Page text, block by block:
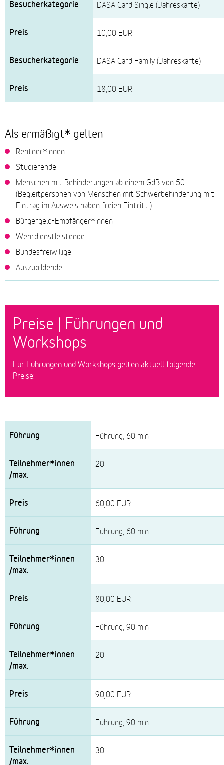
DASA Card Single (Jahreskarte)
10,00 EUR
DASA Card Family (Jahreskarte)
18,00 EUR
Als ermäßigt* gelten
Rentner*innen
Studierende
Menschen mit Behinderungen ab einem GdB von 50
(Begleitpersonen von Menschen mit Schwerbehinderung mit
Eintrag im Ausweis haben freien Eintritt.)
Bürgergeld-Empfänger*innen
Wehrdienstleistende
Bundesfreiwillige
Auszubildende
Preise | Führungen und
Workshops
Für Führungen und Workshops gelten aktuell folgende
Preise:
Führung
Teilnehmer*innen
/max.
Preis
Führung, 60 min
20
60,00 EUR
Führung, 60 min
30
80,00 EUR
Führung, 90 min
20
90,00 EUR
Führung, 90 min
30